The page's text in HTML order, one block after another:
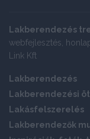
Lakberendezés
webfejlesztés,
Link Kft
Lakberendezés
Lakberendezési
Lakásfelszerelés
Lakberendezők